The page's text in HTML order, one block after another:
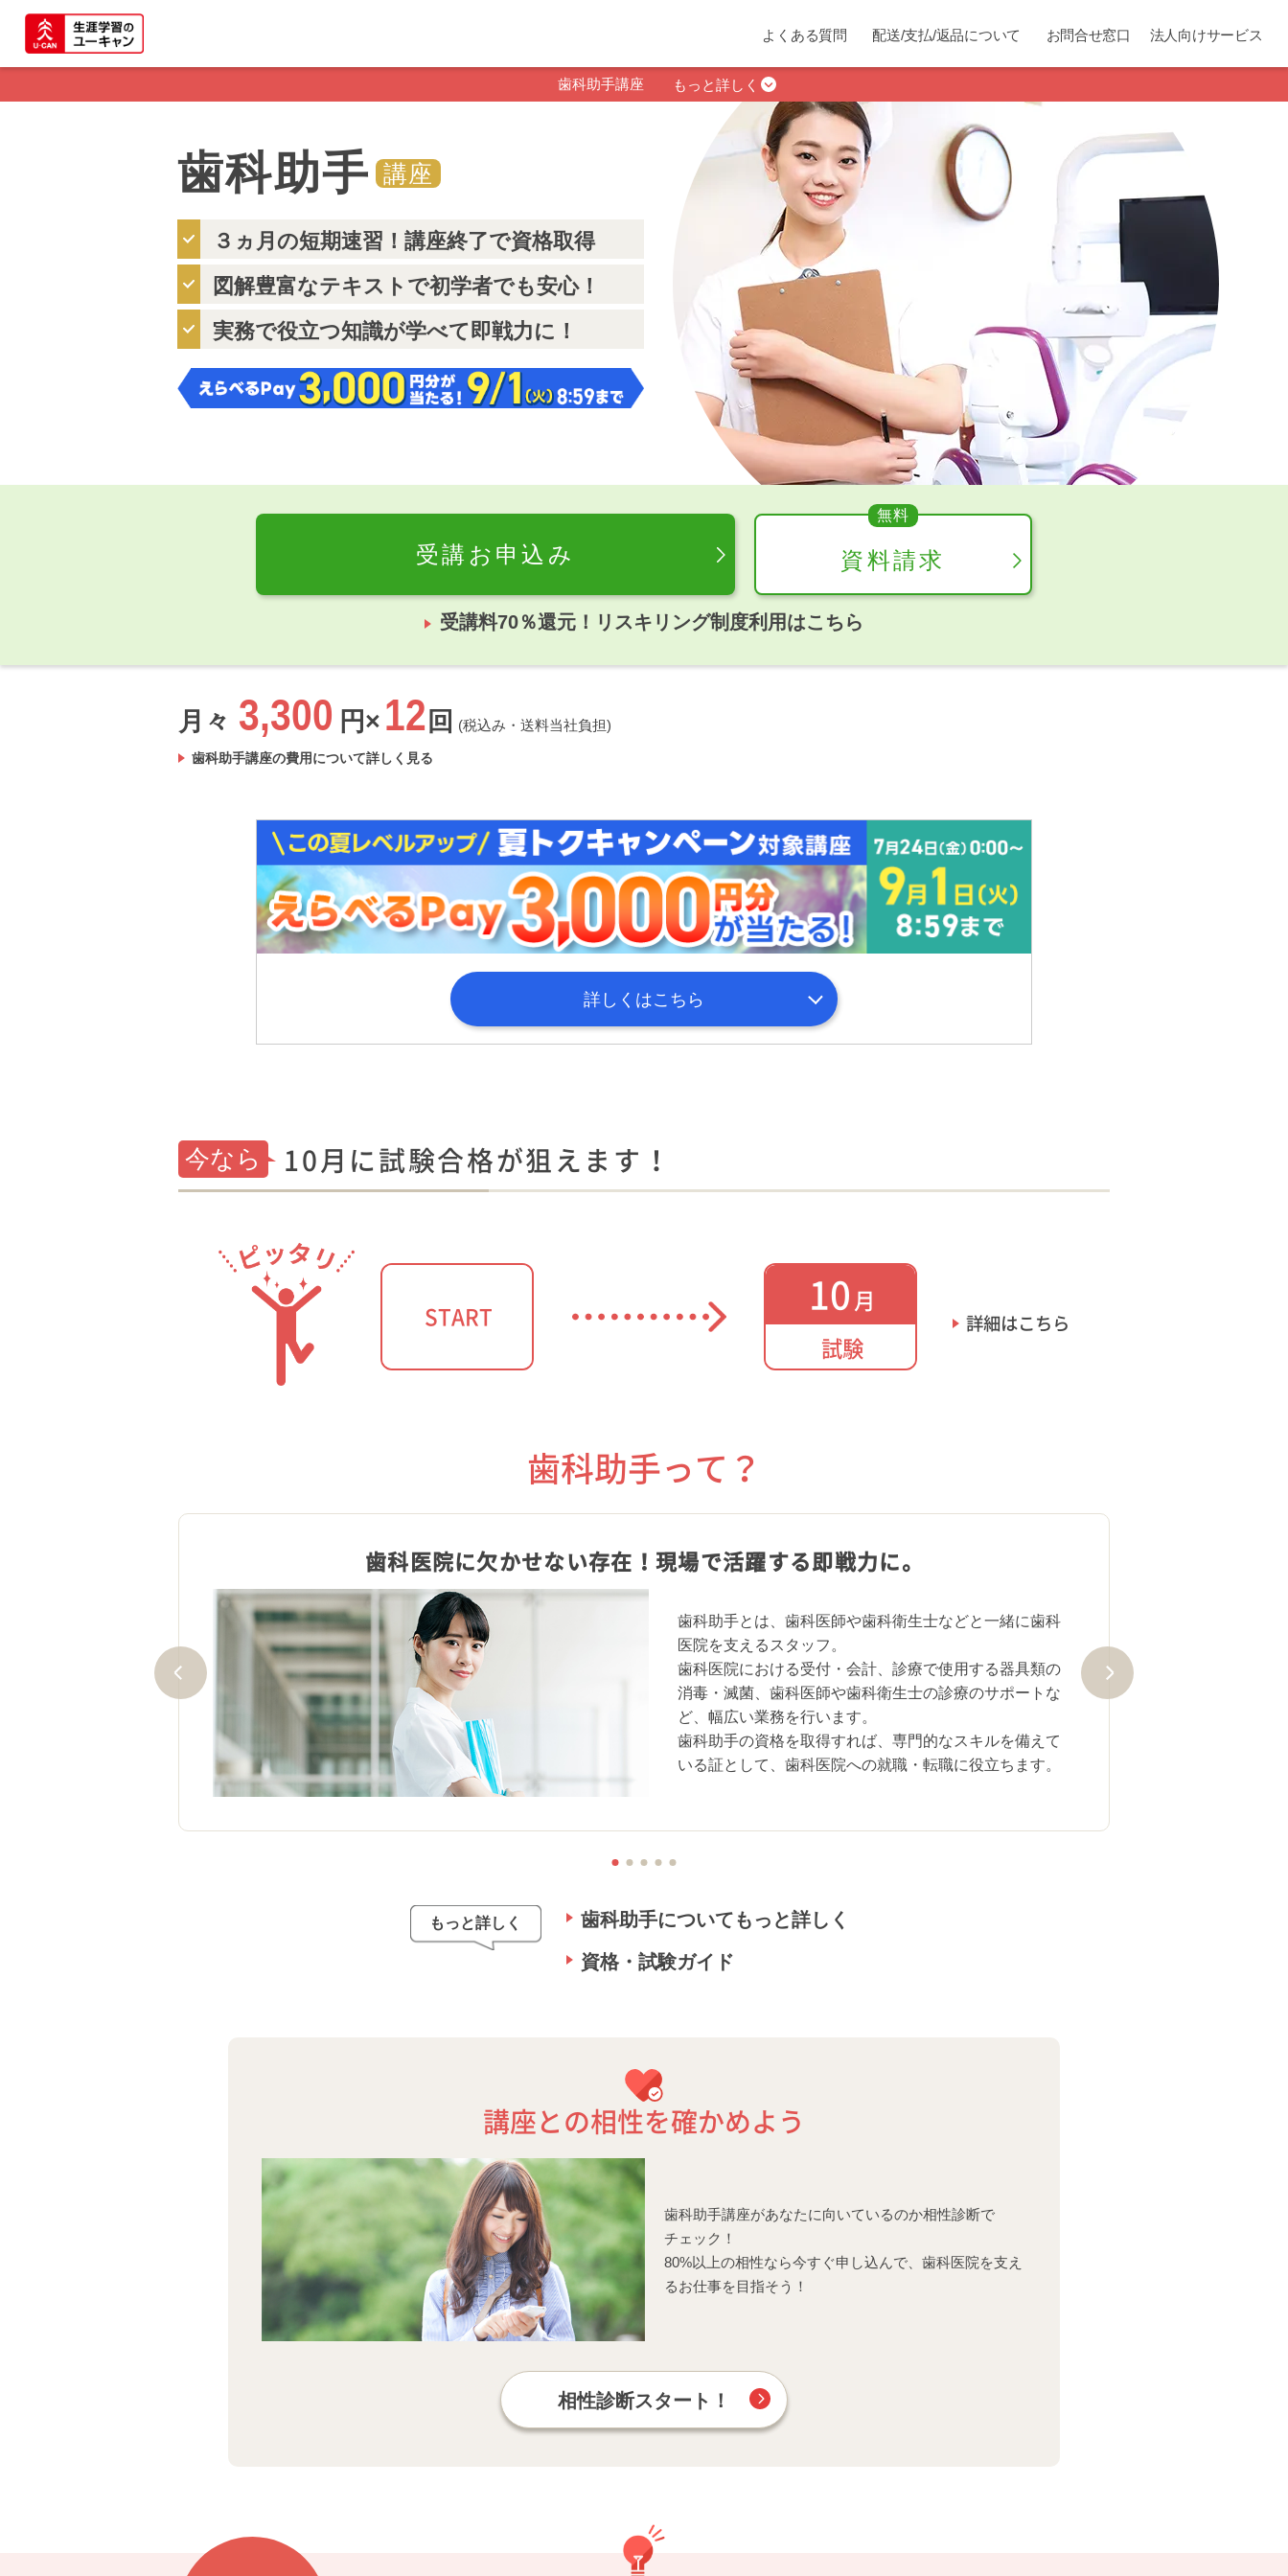
よくある質問 配送/支払/返品について お問合せ窓口 法人向けサービス
歯科助手講座 もっと詳しく
歯科助手 講座
３ヵ月の短期速習！講座終了で資格取得
図解豊富なテキストで初学者でも安心！
実務で役立つ知識が学べて即戦力に！
受講お申込み 資料請求
受講料70％還元！リスキリング制度利用はこちら
月々 3,300 円× 12 回 (税込み・送料当社負担)
歯科助手講座の費用について詳しく見る
詳しくはこちら
今なら 10月に試験合格が狙えます！
START 10 月
試験
詳細はこちら
歯科助手って？
は在宅受験で、多肢選択
ち着いて受験できます。
も受講期間内であれば３回
歯科医院に欠かせない存在！現場で活躍する即戦力に。
歯科助手とは、歯科医師や歯科衛生士などと一緒に歯科
医院を支えるスタッフ。
歯科医院における受付・会計、診療で使用する器具類の
消毒・滅菌、歯科医師や歯科衛生士の診療のサポートな
ど、幅広い業務を行います。
歯科助手の資格を取得すれば、専門的なスキルを備えて
いる証として、歯科医院への就職・転職に役立ちます。
もっと詳しく
歯科助手についてもっと詳しく
資格・試験ガイド
講座との相性を確かめよう
歯科助手講座があなたに向いているのか相性診断で
チェック！
80%以上の相性なら今すぐ申し込んで、歯科医院を支え
るお仕事を目指そう！
相性診断スタート！